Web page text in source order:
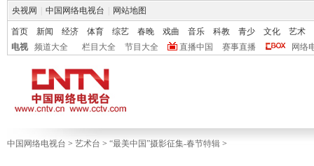
央视网 中国网络电视台 网站地图
首页 新闻 经济 体育 综艺 春晚 戏曲 音乐 科教 青少 文化
艺术
电视
频道大全 栏目大全 节目大全 直播中国 赛事直播 网络
中国网络电视台 > 艺术台 > “最美中国”摄影征集-春节特辑 >